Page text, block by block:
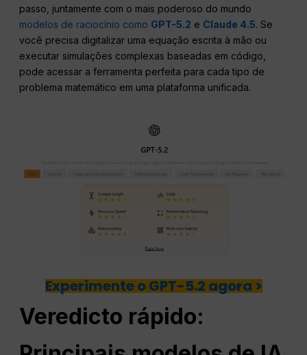
passo, juntamente com o mais poderoso do mundo
modelos de raciocínio como GPT-5.2 e Claude 4.5. Se
você precisa digitalizar uma equação escrita à mão ou
executar simulações complexas baseadas em código,
pode acessar a ferramenta perfeita para cada tipo de
problema matemático em uma plataforma unificada.
Experimente o GPT-5.2 agora >
Veredicto rápido: